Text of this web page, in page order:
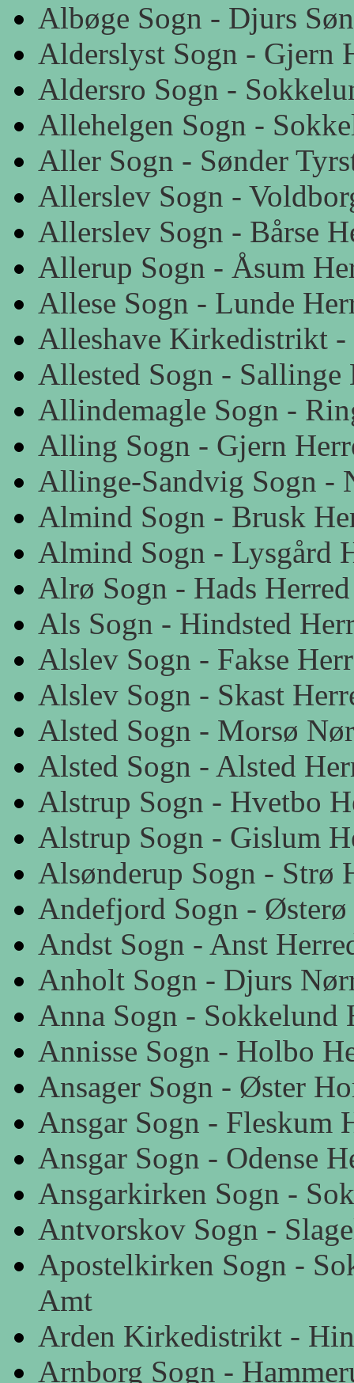
Albøge Sogn - Djurs
Alderslyst Sogn - Gjern
Aldersro Sogn -
Allehelgen Sogn -
Aller Sogn - Sønder
Allerslev Sogn -
Allerslev Sogn - Bårse
Allerup Sogn - Åsum
Allese Sogn - Lunde
Alleshave Kirkedistrikt
Allested Sogn -
Allindemagle Sogn -
Alling Sogn - Gjern
Allinge-Sandvig Sogn -
Almind Sogn - Brusk
Almind Sogn - Lysgård
Alrø Sogn - Hads
Als Sogn - Hindsted
Alslev Sogn - Fakse
Alslev Sogn - Skast
Alsted Sogn - Morsø
Alsted Sogn - Alsted
Alstrup Sogn - Hvetbo
Alstrup Sogn - Gislum
Alsønderup Sogn - Strø
Andefjord Sogn -
Andst Sogn - Anst
Anholt Sogn - Djurs
Anna Sogn - Sokkelund
Annisse Sogn - Holbo
Ansager Sogn - Øster
Ansgar Sogn - Fleskum
Ansgar Sogn - Odense
Ansgarkirken Sogn -
Antvorskov Sogn -
Apostelkirken Sogn -
Amt
Arden Kirkedistrikt -
Arnborg Sogn -